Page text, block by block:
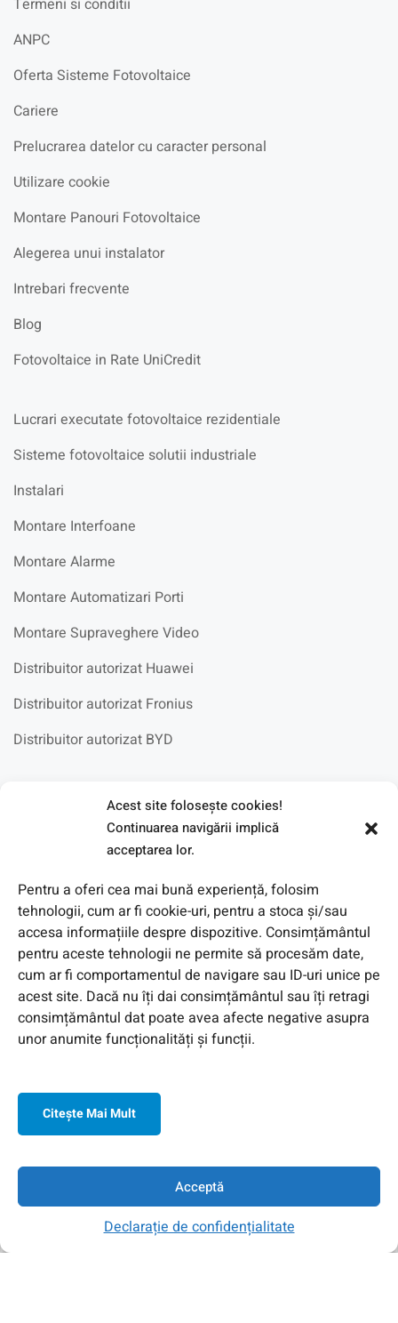
Acest site foloseşte cookies!
Continuarea navigării implică
acceptarea lor.
Pentru a oferi cea mai bună experiență, folosim
tehnologii, cum ar fi cookie-uri, pentru a stoca și/sau
accesa informațiile despre dispozitive. Consimțământul
pentru aceste tehnologii ne permite să procesăm date,
cum ar fi comportamentul de navigare sau ID-uri unice pe
acest site. Dacă nu îți dai consimțământul sau îți retragi
consimțământul dat poate avea afecte negative asupra
unor anumite funcționalități și funcții.
Citeşte Mai Mult
Acceptă
Declarație de confidențialitate
Termeni si conditii
ANPC
Oferta Sisteme Fotovoltaice
Cariere
Prelucrarea datelor cu caracter personal
Utilizare cookie
Montare Panouri Fotovoltaice
Alegerea unui instalator
Intrebari frecvente
Blog
Fotovoltaice in Rate UniCredit
Lucrari executate fotovoltaice rezidentiale
Sisteme fotovoltaice solutii industriale
Instalari
Montare Interfoane
Montare Alarme
Montare Automatizari Porti
Montare Supraveghere Video
Distribuitor autorizat Huawei
Distribuitor autorizat Fronius
Distribuitor autorizat BYD
Fotovoltaice in scoli
© 2026 Toate Drepturile Rezervate de Genway Romania
Contul Meu Căutare